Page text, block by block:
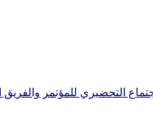
التحضيري للمؤتمر والفريق